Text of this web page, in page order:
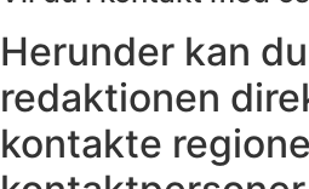
Herunder kan
redaktionen
kontakte